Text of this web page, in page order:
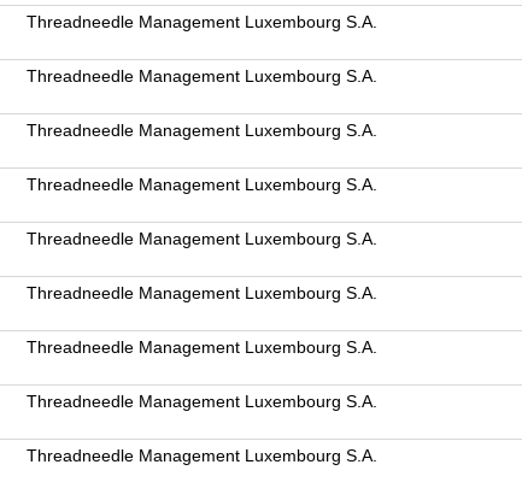
Threadneedle Management Luxembourg S.A.
Threadneedle Management Luxembourg S.A.
Threadneedle Management Luxembourg S.A.
Threadneedle Management Luxembourg S.A.
Threadneedle Management Luxembourg S.A.
Threadneedle Management Luxembourg S.A.
Threadneedle Management Luxembourg S.A.
Threadneedle Management Luxembourg S.A.
Threadneedle Management Luxembourg S.A.